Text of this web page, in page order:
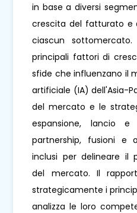
in base a diversi
crescita del fatturato e
ciascun
principali fattori di
sfide che influenzano il
artificiale (IA) dell'Asia-
del mercato e le
espansione, lancio
partnership, fusioni e
inclusi per delineare il
del mercato. Il
strategicamente i
analizza le loro